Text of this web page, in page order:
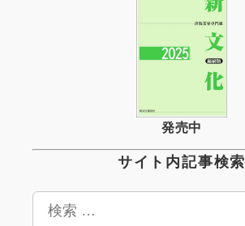
発売中
サイト内記事検索
検